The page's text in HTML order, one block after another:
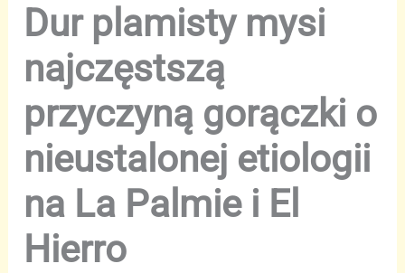
Dur plamisty mysi
najczęstszą
przyczyną gorączki o
nieustalonej etiologii
na La Palmie i El
Hierro